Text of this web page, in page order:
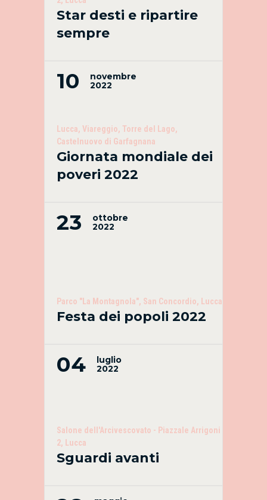
Star desti e ripartire
sempre
10
novembre
2022
Lucca, Viareggio, Torre del Lago,
Castelnuovo di Garfagnana
Giornata mondiale dei
poveri 2022
23
ottobre
2022
Parco "La Montagnola", San Concordio, Lucca
Festa dei popoli 2022
04
luglio
2022
Salone dell'Arcivescovato - Piazzale Arrigoni
2, Lucca
Sguardi avanti